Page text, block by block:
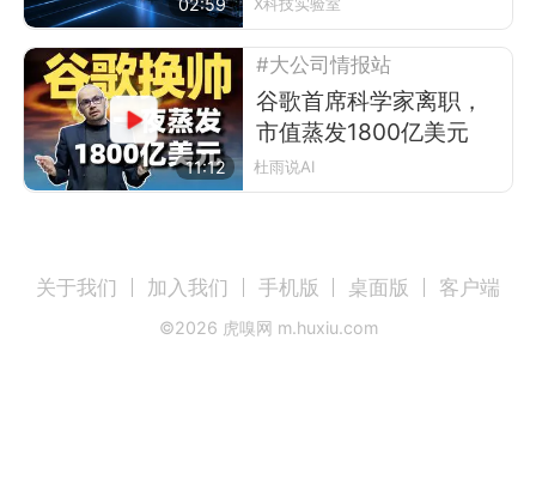
02:59
11:12
#大公司情报站
谷歌首席科学家离职，
市值蒸发1800亿美元
杜雨说AI
关于我们 加入我们 手机版 桌面版 客户端
©2026 虎嗅网 m.huxiu.com